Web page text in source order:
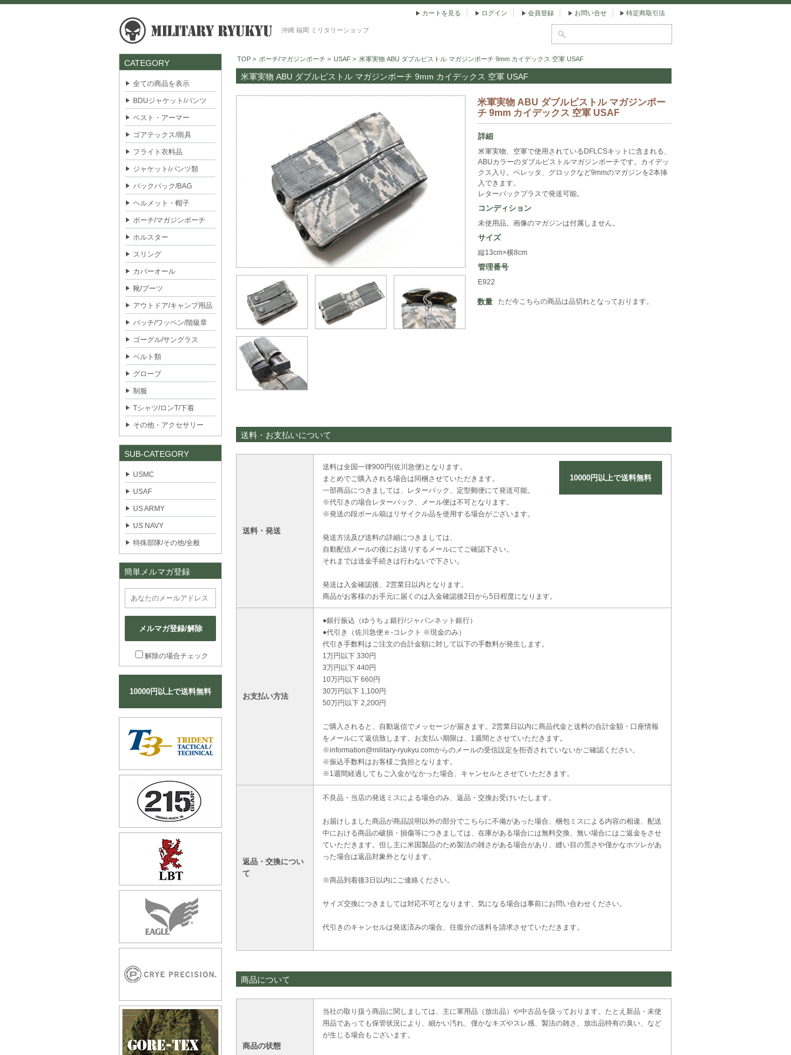
沖縄 福岡 ミリタリーショップ
カートを見る ログイン 会員登録 お問い合せ 特定商取引法
CATEGORY
全ての商品を表示
BDUジャケット/パンツ
ベスト・アーマー
ゴアテックス/雨具
フライト衣料品
ジャケット/パンツ類
バックパック/BAG
ヘルメット・帽子
ポーチ/マガジンポーチ
ホルスター
スリング
カバーオール
靴/ブーツ
アウトドア/キャンプ用品
パッチ/ワッペン/階級章
ゴーグル/サングラス
ベルト類
グローブ
制服
Tシャツ/ロンT/下着
その他・アクセサリー
SUB-CATEGORY
USMC
USAF
US ARMY
US NAVY
特殊部隊/その他/全般
簡単メルマガ登録
メルマガ登録/解除
解除の場合チェック
10000円以上で送料無料
TOP > ポーチ/マガジンポーチ > USAF > 米軍実物 ABU ダブルピストル マガジンポーチ 9mm カイデックス 空軍 USAF
米軍実物 ABU ダブルピストル マガジンポーチ 9mm カイデックス 空軍 USAF
米軍実物 ABU ダブルピストル マガジンポー
チ 9mm カイデックス 空軍 USAF
詳細
米軍実物、空軍で使用されているDFLCSキットに含まれる、
ABUカラーのダブルピストルマガジンポーチです。カイデッ
クス入り。ベレッタ、グロックなど9mmのマガジンを2本挿
入できます。
レターパックプラスで発送可能。
コンディション
未使用品。画像のマガジンは付属しません。
サイズ
縦13cm×横8cm
管理番号
E922
数量 ただ今こちらの商品は品切れとなっております。
送料・お支払いについて
送料・発送
10000円以上で送料無料
送料は全国一律900円(佐川急便)となります。
まとめでご購入される場合は同梱させていただきます。
一部商品につきましては、レターパック、定型郵便にて発送可能。
※代引きの場合レターパック、メール便は不可となります。
※発送の段ボール箱はリサイクル品を使用する場合がございます。
発送方法及び送料の詳細につきましては、
自動配信メールの後にお送りするメールにてご確認下さい。
それまでは送金手続きは行わないで下さい。
発送は入金確認後、2営業日以内となります。
商品がお客様のお手元に届くのは入金確認後2日から5日程度になります。
お支払い方法
●銀行振込（ゆうちょ銀行/ジャパンネット銀行）
●代引き（佐川急便 e -コレクト ※現金のみ）
代引き手数料はご注文の合計金額に対して以下の手数料が発生します。
1万円以下 330円
3万円以下 440円
10万円以下 660円
30万円以下 1,100円
50万円以下 2,200円
ご購入されると、自動返信でメッセージが届きます。2営業日以内に商品代金と送料の合計金額・口座情報
をメールにて返信致します。お支払い期限は、1週間とさせていただきます。
※information@military-ryukyu.comからのメールの受信設定を拒否されていないかご確認ください。
※振込手数料はお客様ご負担となります。
※1週間経過してもご入金がなかった場合、キャンセルとさせていただきます。
返品・交換につい
て
不良品・当店の発送ミスによる場合のみ、返品・交換お受けいたします。
お届けしました商品が商品説明以外の部分でこちらに不備があった場合、梱包ミスによる内容の相違、配送
中における商品の破損・損傷等につきましては、在庫がある場合には無料交換、無い場合にはご返金をさせ
ていただきます。但し主に米国製品のため製法の雑さがある場合があり、縫い目の荒さや僅かなホツレがあ
った場合は返品対象外となります。
※商品到着後3日以内にご連絡ください。
サイズ交換につきましては対応不可となります、気になる場合は事前にお問い合わせください。
代引きのキャンセルは発送済みの場合、往復分の送料を請求させていただきます。
商品について
商品の状態
当社の取り扱う商品に関しましては、主に軍用品（放出品）や中古品を扱っております。たとえ新品・未使
用品であっても保管状況により、細かい汚れ、僅かなキズやスレ感、製法の雑さ、放出品特有の臭い、など
が生じる場合もございます。